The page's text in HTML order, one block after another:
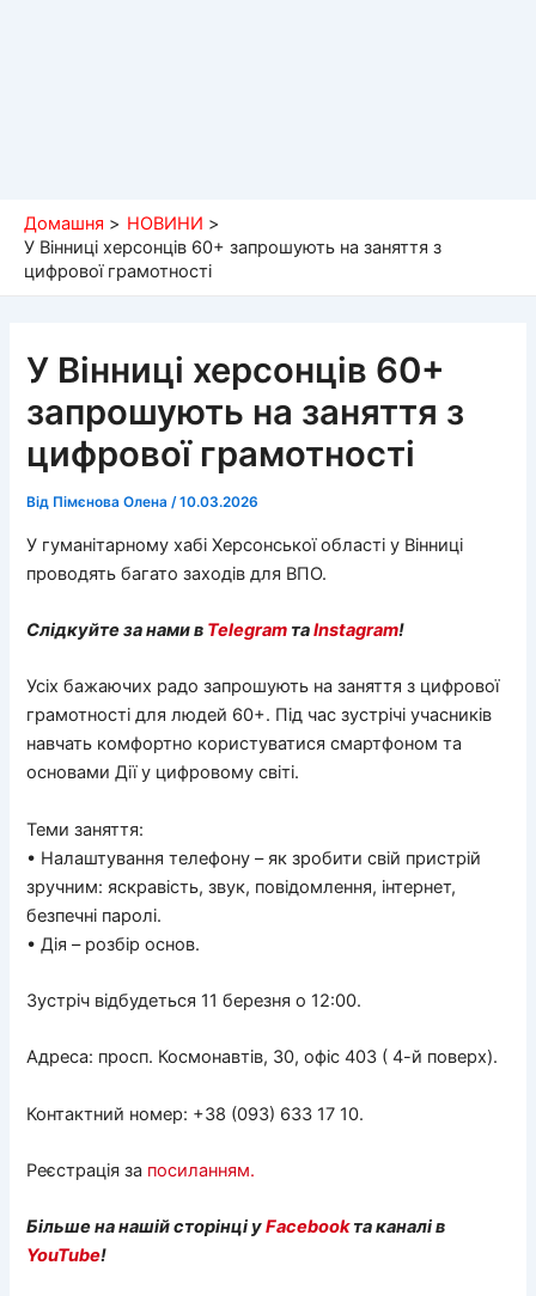
Домашня
НОВИНИ
У Вінниці херсонців 60+ запрошують на заняття з
цифрової грамотності
У Вінниці херсонців 60+
запрошують на заняття з
цифрової грамотності
Від Пімєнова Олена/10.03.2026
У гуманітарному хабі Херсонської області у Вінниці
проводять багато заходів для ВПО.
Слідкуйте за нами в Telegram таInstagram!
Усіх бажаючих радо запрошують на заняття з цифрової
грамотності для людей 60+. Під час зустрічі учасників
навчать комфортно користуватися смартфоном та
основами Дії у цифровому світі.
Теми заняття:
• Налаштування телефону – як зробити свій пристрій
зручним: яскравість, звук, повідомлення, інтернет,
безпечні паролі.
• Дія – розбір основ.
Зустріч відбудеться 11 березня о 12:00.
Адреса: просп. Космонавтів, 30, офіс 403 ( 4-й поверх).
Контактний номер: +38 (093) 633 17 10.
Реєстрація за посиланням.
Більше на нашій сторінці уFacebookта каналі в
YouTube!